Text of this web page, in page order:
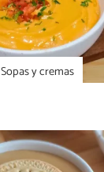
Sopas y cremas